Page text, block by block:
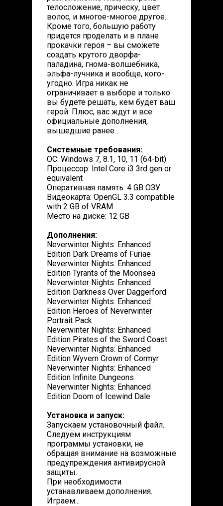
телосложение, прическу, цвет
волос, и многое-многое другое.
Кроме того, большую работу
придется проделать и в плане
прокачки героя – вы сможете
создать крутого дворфа-
паладина, гнома-волшебника,
эльфа-лучника и вообще, кого-
угодно. Игра никак не
ограничивает в выборе и только
вы будете решать, кем будет ваш
герой. Плюс, вас ждут и все
официальные дополнения,
вышедшие ранее…
Системные требования:
ОС: Windows 7, 8.1, 10, 11 (64-bit)
Процессор: Intel Core i3 3rd gen or
equivalent
Оперативная память: 4 GB ОЗУ
Видеокарта: OpenGL 3.3 compatible
with 2 GB of VRAM
Место на диске: 12 GB
Дополнения:
Neverwinter Nights: Enhanced
Edition Dark Dreams of Furiae
Neverwinter Nights: Enhanced
Edition Tyrants of the Moonsea
Neverwinter Nights: Enhanced
Edition Darkness Over Daggerford
Neverwinter Nights: Enhanced
Edition Heroes of Neverwinter
Portrait Pack
Neverwinter Nights: Enhanced
Edition Pirates of the Sword Coast
Neverwinter Nights: Enhanced
Edition Wyvern Crown of Cormyr
Neverwinter Nights: Enhanced
Edition Infinite Dungeons
Neverwinter Nights: Enhanced
Edition Doom of Icewind Dale
Установка и запуск:
Запускаем установочный файл.
Следуем инструкциям
программы установки, не
обращая внимание на возможные
предупреждения антивирусной
защиты.
При необходимости
устанавливаем дополнения.
Играем...